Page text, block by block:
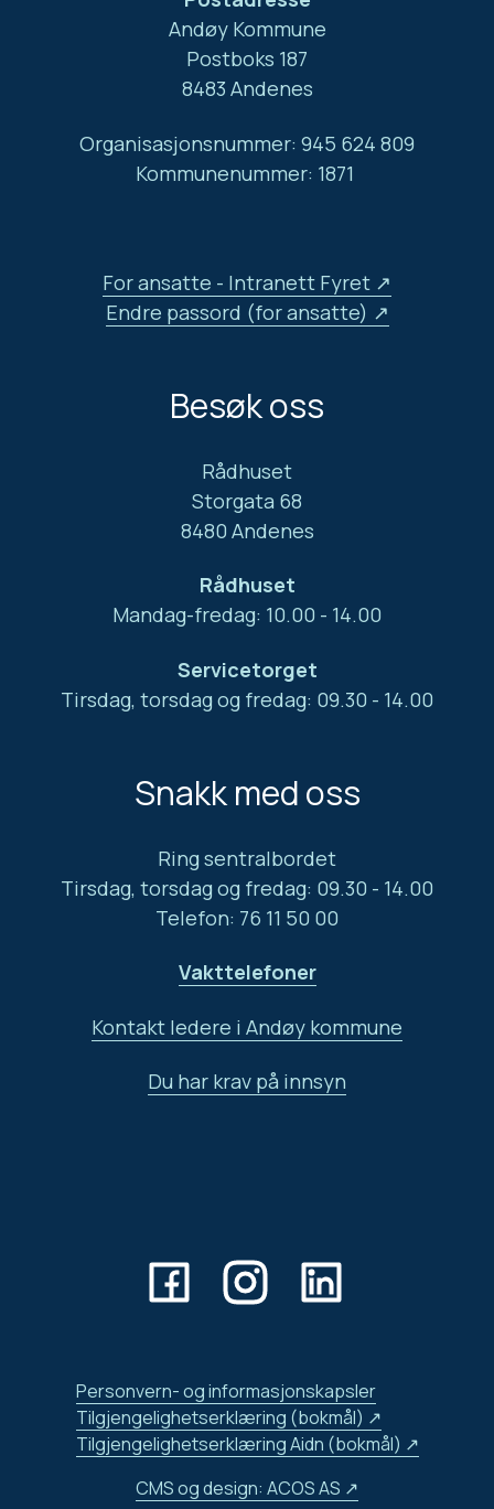
Andøy Kommune
Postboks 187
8483 Andenes
Organisasjonsnummer: 945 624 809
Kommunenummer: 1871
For ansatte - Intranett Fyret
Endre passord (for ansatte)
Besøk oss
Rådhuset
Storgata 68
8480 Andenes
Rådhuset
Mandag-fredag: 10.00 - 14.00
Servicetorget
Tirsdag, torsdag og fredag: 09.30 - 14.00
Snakk med oss
Ring sentralbordet
Tirsdag, torsdag og fredag: 09.30 - 14.00
Telefon: 76 11 50 00
Vakttelefoner
Kontakt ledere i Andøy kommune
Du har krav på innsyn
Personvern- og informasjonskapsler
Tilgjengelighetserklæring (bokmål)
Tilgjengelighetserklæring Aidn (bokmål)
CMS og design: ACOS AS